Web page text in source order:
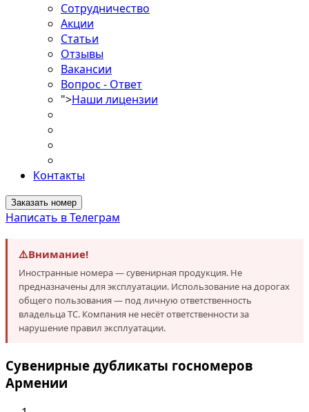
Сотрудничество
Акции
Статьи
Отзывы
Вакансии
Вопрос - Ответ
">Наши лицензии
Контакты
Заказать номер
Написать в Телеграм
⚠️Внимание!
Иностранные номера — сувенирная продукция. Не
предназначены для эксплуатации. Использование на дорогах
общего пользования — под личную ответственность
владельца ТС. Компания не несёт ответственности за
нарушение правил эксплуатации.
Сувенирные дубликаты госномеров
Армении